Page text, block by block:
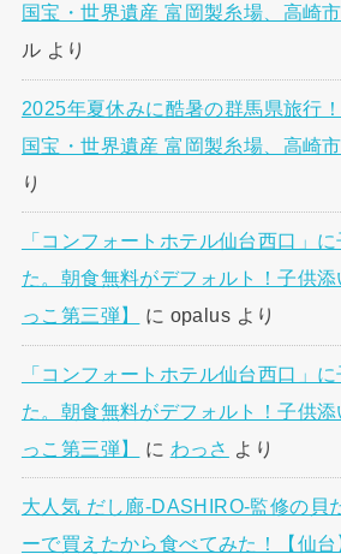
国宝・世界遺産 富岡製糸場、高崎
ル より
2025年夏休みに酷暑の群馬県旅行
国宝・世界遺産 富岡製糸場、高崎
り
「コンフォートホテル仙台西口」
た。朝食無料がデフォルト！子供
っこ第三弾】
に opalus より
「コンフォートホテル仙台西口」
た。朝食無料がデフォルト！子供
っこ第三弾】
に わっさ より
大人気 だし廊-DASHIRO-監修の貝
ーで買えたから食べてみた！【仙台